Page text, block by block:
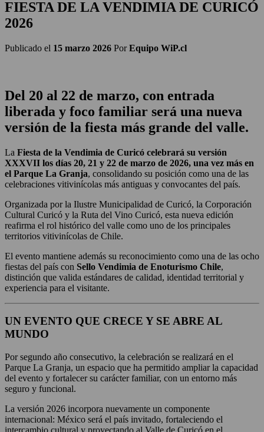
FIESTA DE LA VENDIMIA DE CURICÓ
2026
Publicado el 15 marzo 2026 PorEquipo WiP.cl
Del 20 al 22 de marzo, con entrada
liberada y foco familiar será una nueva
versión de la fiesta más grande del valle.
La Fiesta de la Vendimia de Curicó celebrará su versión
XXXVII los días 20, 21 y 22 de marzo de 2026, una vez más en
el Parque La Granja, consolidando su posición como una de las
celebraciones vitivinícolas más antiguas y convocantes del país.
Organizada por la Ilustre Municipalidad de Curicó, la Corporación
Cultural Curicó y la Ruta del Vino Curicó, esta nueva edición
reafirma el rol histórico del valle como uno de los principales
territorios vitivinícolas de Chile.
El evento mantiene además su reconocimiento como una de las ocho
fiestas del país con Sello Vendimia de Enoturismo Chile,
distinción que valida estándares de calidad, identidad territorial y
experiencia para el visitante.
UN EVENTO QUE CRECE Y SE ABRE AL
MUNDO
Por segundo año consecutivo, la celebración se realizará en el
Parque La Granja, un espacio que ha permitido ampliar la capacidad
del evento y fortalecer su carácter familiar, con un entorno más
seguro y funcional.
La versión 2026 incorpora nuevamente un componente
internacional: México será el país invitado, fortaleciendo el